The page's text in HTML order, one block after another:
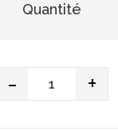
Quantité
- +